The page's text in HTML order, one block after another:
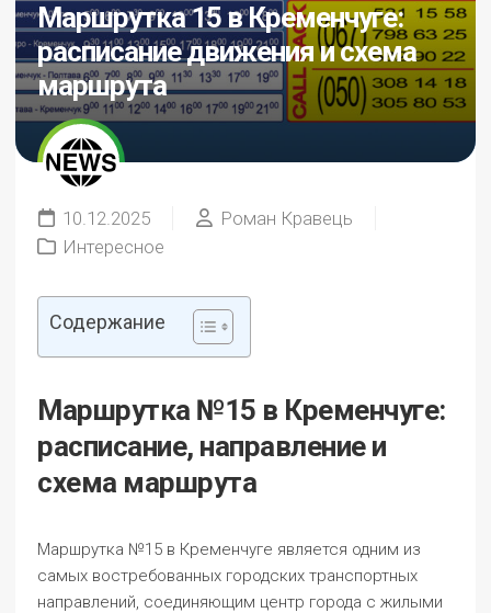
Маршрутка 15 в Кременчуге:
расписание движения и схема
маршрута
10.12.2025
Роман Кравець
Интересное
Содержание
Маршрутка №15 в Кременчуге:
расписание, направление и
схема маршрута
Маршрутка №15 в Кременчуге является одним из
самых востребованных городских транспортных
направлений, соединяющим центр города с жилыми